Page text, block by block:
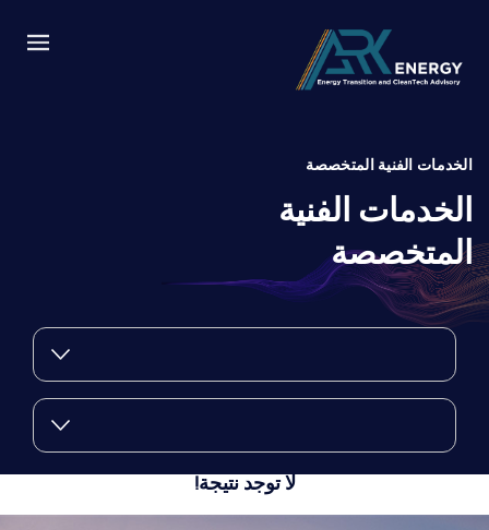
الخدمات الفنية المتخصصة
الخدمات الفنية
المتخصصة
لا توجد نتيجة!